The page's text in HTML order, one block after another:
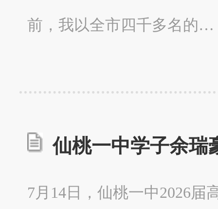
前，我以全市四千多名的…
仙桃一中学子余瑞
7月14日，仙桃一中2026届